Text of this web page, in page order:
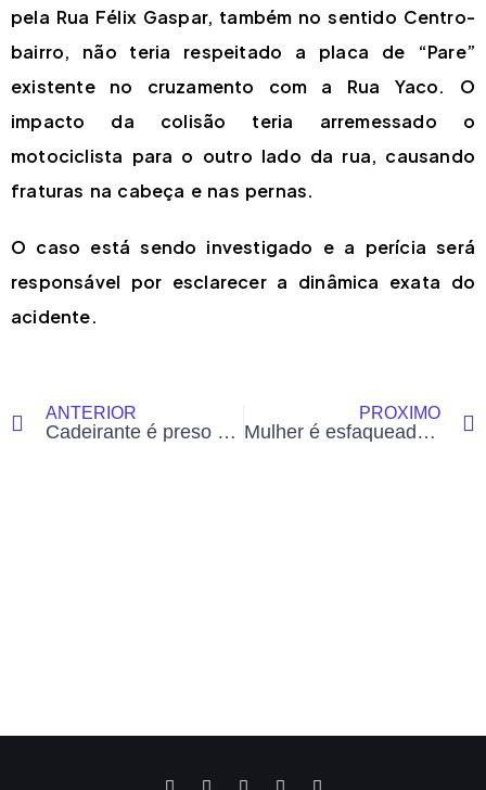
pela Rua Félix Gaspar, também no sentido Centro-
bairro, não teria respeitado a placa de “Pare”
existente no cruzamento com a Rua Yaco. O
impacto da colisão teria arremessado o
motociclista para o outro lado da rua, causando
fraturas na cabeça e nas pernas.
O caso está sendo investigado e a perícia será
responsável por esclarecer a dinâmica exata do
acidente.
ANTERIOR
Cadeirante é preso por agressão à esposa e destruição de móveis em Cruzeiro do Sul, diz PM
PRÓXIMO
Mulher é esfaqueada pelo companheiro durante briga em meio a bebedeira no bairro Jorge Lavocat